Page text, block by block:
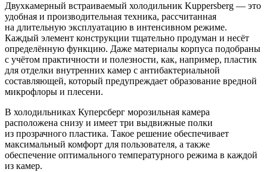
Двухкамерный встраиваемый холодильник Kuppersberg — это
удобная и производительная техника, рассчитанная
на длительную эксплуатацию в интенсивном режиме.
Каждый элемент конструкции тщательно продуман и несёт
определённую функцию. Даже материалы корпуса подобраны
с учётом практичности и полезности, как, например, пластик
для отделки внутренних камер с антибактериальной
составляющей, который предупреждает образование вредной
микрофлоры и плесени.
В холодильниках Куперсберг морозильная камера
расположена снизу и имеет три выдвижные полки
из прозрачного пластика. Такое решение обеспечивает
максимальный комфорт для пользователя, а также
обеспечение оптимального температурного режима в каждой
из камер.